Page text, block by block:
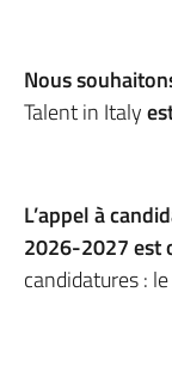
Nous
Talent in Italy
L’appel à
2026-2027 est
candidatures : le